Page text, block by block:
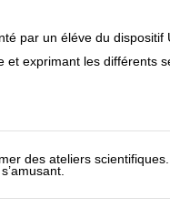
par un éléve du dispositif
et exprimant les différents
des ateliers